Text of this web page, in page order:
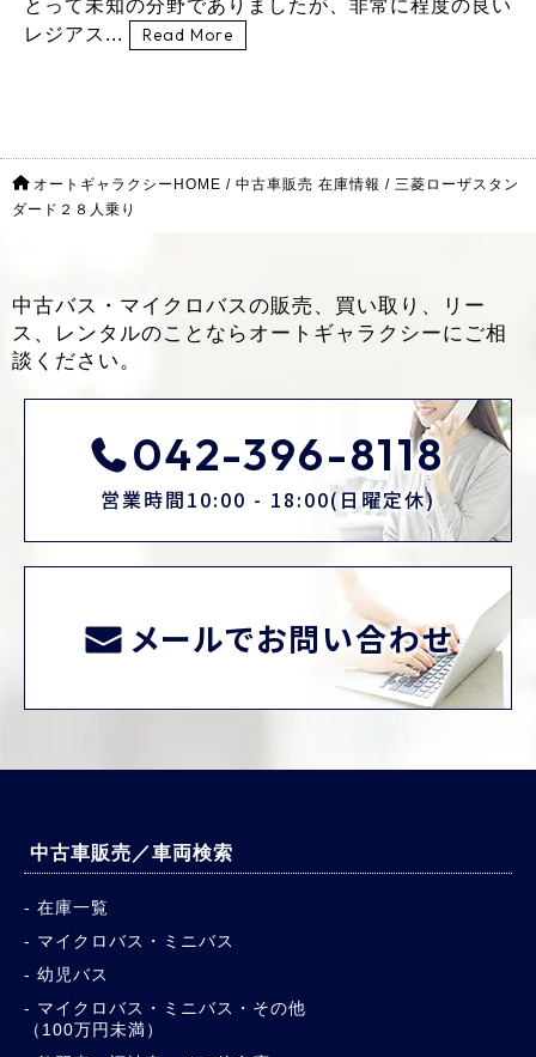
とって未知の分野でありましたが、非常に程度の良い
レジアス...
Read More
オートギャラクシーHOME / 中古車販売 在庫情報 / 三菱ローザスタン
ダード２８人乗り
中古バス・マイクロバスの販売、買い取り、リー
ス、レンタルのことなら オートギャラクシーにご相
談ください。
042-396-8118
営業時間10:00 - 18:00(日曜定休)
メールでお問い合わせ
中古車販売／車両検索
在庫一覧
マイクロバス・ミニバス
幼児バス
マイクロバス・ミニバス・その他
（100万円未満）